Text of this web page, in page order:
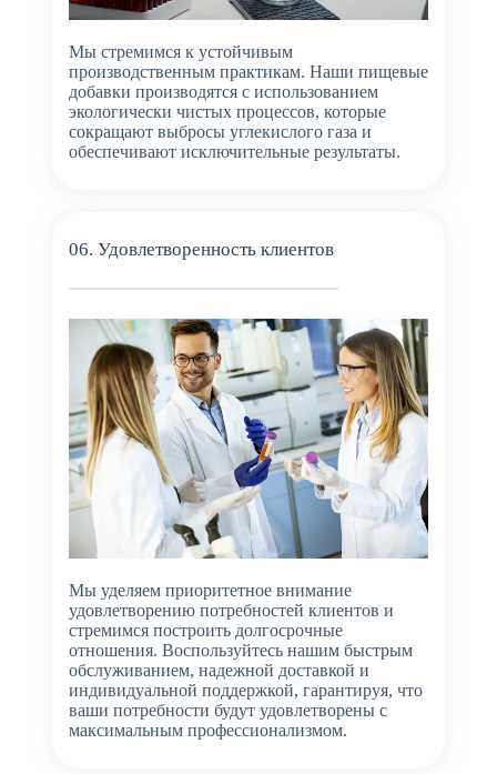
Мы стремимся к устойчивым
производственным практикам. Наши пищевые
добавки производятся с использованием
экологически чистых процессов, которые
сокращают выбросы углекислого газа и
обеспечивают исключительные результаты.
06. Удовлетворенность клиентов
Мы уделяем приоритетное внимание
удовлетворению потребностей клиентов и
стремимся построить долгосрочные
отношения. Воспользуйтесь нашим быстрым
обслуживанием, надежной доставкой и
индивидуальной поддержкой, гарантируя, что
ваши потребности будут удовлетворены с
максимальным профессионализмом.